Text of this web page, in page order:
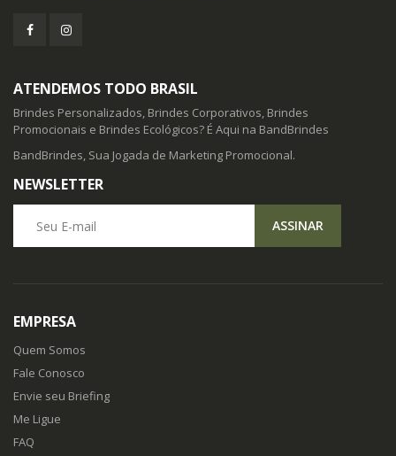
ATENDEMOS TODO BRASIL
Brindes Personalizados, Brindes Corporativos, Brindes
Promocionais e Brindes Ecológicos? É Aqui na BandBrindes
BandBrindes, Sua Jogada de Marketing Promocional.
NEWSLETTER
ASSINAR
EMPRESA
Quem Somos
Fale Conosco
Envie seu Briefing
Me Ligue
FAQ